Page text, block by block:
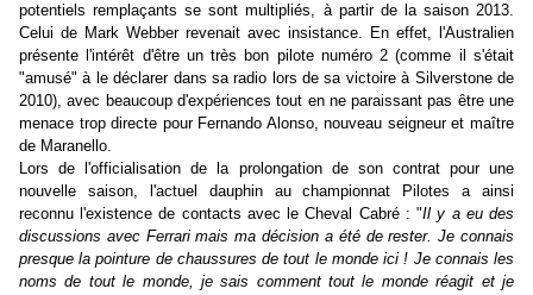
potentiels remplaçants se sont multipliés, à partir de la saison 2013.
Celui de Mark Webber revenait avec insistance. En effet, l'Australien
présente l'intérêt d'être un très bon pilote numéro 2 (comme il s'était
"amusé" à le déclarer dans sa radio lors de sa victoire à Silverstone de
2010), avec beaucoup d'expériences tout en ne paraissant pas être une
menace trop directe pour Fernando Alonso, nouveau seigneur et maître
de Maranello.
Lors de l'officialisation de la prolongation de son contrat pour une
nouvelle saison, l'actuel dauphin au championnat Pilotes a ainsi
reconnu l'existence de contacts avec le Cheval Cabré : "Il y a eu des
discussions avec Ferrari mais ma décision a été de rester. Je connais
presque la pointure de chaussures de tout le monde ici ! Je connais les
noms de tout le monde, je sais comment tout le monde réagit et je